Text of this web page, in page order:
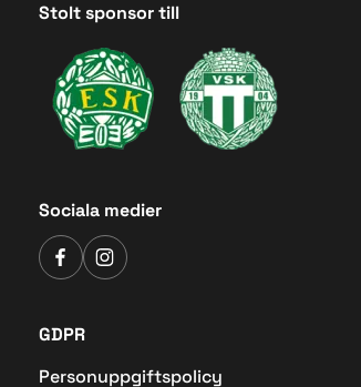
Stolt sponsor till
Sociala medier
GDPR
Personuppgiftspolicy